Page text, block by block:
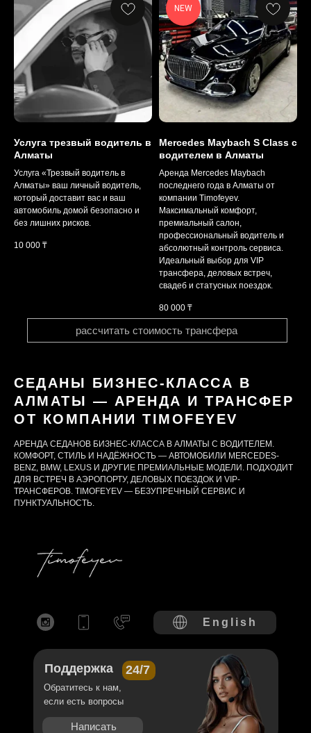
Услуга трезвый водитель в
Алматы
Услуга «Трезвый водитель в
Алматы» ваш личный водитель,
который доставит вас и ваш
автомобиль домой безопасно и
без лишних рисков.
10 000 ₸
NEW
Mercedes Maybach S Class с
водителем в Алматы
Аренда Mercedes Maybach
последнего года в Алматы от
компании Timofeyev.
Максимальный комфорт,
премиальный салон,
профессиональный водитель и
абсолютный контроль сервиса.
Идеальный выбор для VIP
трансфера, деловых встреч,
свадеб и статусных поездок.
80 000 ₸
рассчитать стоимость трансфера
СЕДАНЫ БИЗНЕС-КЛАССА В
АЛМАТЫ — АРЕНДА И ТРАНСФЕР
ОТ КОМПАНИИ TIMOFEYEV
АРЕНДА СЕДАНОВ БИЗНЕС-КЛАССА В АЛМАТЫ С ВОДИТЕЛЕМ.
КОМФОРТ, СТИЛЬ И НАДЁЖНОСТЬ — АВТОМОБИЛИ MERCEDES-
BENZ, BMW, LEXUS И ДРУГИЕ ПРЕМИАЛЬНЫЕ МОДЕЛИ. ПОДХОДИТ
ДЛЯ ВСТРЕЧ В АЭРОПОРТУ, ДЕЛОВЫХ ПОЕЗДОК И VIP-
ТРАНСФЕРОВ. TIMOFEYEV — БЕЗУПРЕЧНЫЙ СЕРВИС И
ПУНКТУАЛЬНОСТЬ.
Написать
24/7
Поддержка
Обратитесь к нам,
если есть вопросы
English